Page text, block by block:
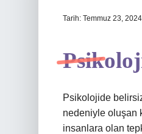
Tarih: Temmuz 23, 2024
Psikolojide
nedeniyle oluşan
insanlara olan